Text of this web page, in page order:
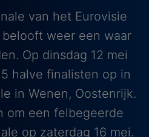
van het Eurovisie
weer een waar
Op dinsdag 12 mei
halve finalisten op in
in Wenen, Oostenrijk.
om een felbegeerde
op zaterdag 16 mei.